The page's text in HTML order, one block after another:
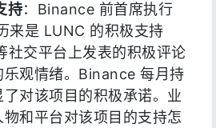
持：Binance 前首席执行
来是 LUNC 的积极支持
社交平台上发表的积极评论
乐观情绪。Binance 每月持
对该项目的积极承诺。业
和平台对该项目的支持怎